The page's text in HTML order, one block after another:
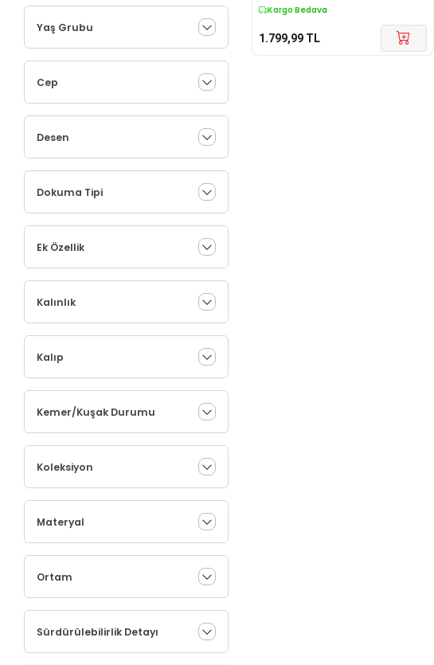
Yaş Grubu
Cep
Desen
Dokuma Tipi
Ek Özellik
Kalınlık
Kalıp
Kemer/Kuşak Durumu
Koleksiyon
Materyal
Ortam
Sürdürülebilirlik Detayı
Kargo Bedava
1.799,99 TL